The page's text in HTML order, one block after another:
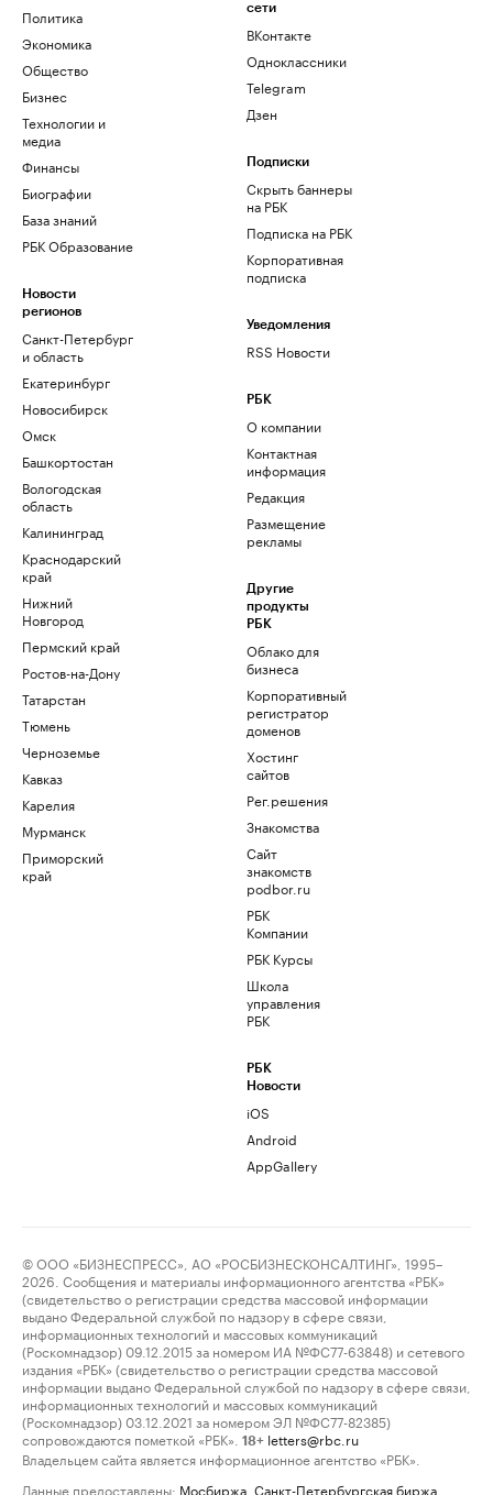
Политика
Экономика
Общество
Бизнес
Технологии и
медиа
Финансы
Биографии
База знаний
РБК Образование
Новости
регионов
Санкт-Петербург
и область
Екатеринбург
Новосибирск
Омск
Башкортостан
Вологодская
область
Калининград
Краснодарский
край
Нижний
Новгород
Пермский край
Ростов-на-Дону
Татарстан
Тюмень
Черноземье
Кавказ
Карелия
Мурманск
Приморский
край
сети
ВКонтакте
Одноклассники
Telegram
Дзен
Подписки
Скрыть баннеры
на РБК
Подписка на РБК
Корпоративная
подписка
Уведомления
RSS Новости
РБК
О компании
Контактная
информация
Редакция
Размещение
рекламы
Другие
продукты
РБК
Облако для
бизнеса
Корпоративный
регистратор
доменов
Хостинг
сайтов
Рег.решения
Знакомства
Сайт
знакомств
podbor.ru
РБК
Компании
РБК Курсы
Школа
управления
РБК
РБК
Новости
iOS
Android
AppGallery
© ООО «БИЗНЕСПРЕСС», АО «РОСБИЗНЕСКОНСАЛТИНГ», 1995–
2026. Сообщения и материалы информационного агентства «РБК»
(свидетельство о регистрации средства массовой информации
выдано Федеральной службой по надзору в сфере связи,
информационных технологий и массовых коммуникаций
(Роскомнадзор) 09.12.2015 за номером ИА №ФС77-63848) и сетевого
издания «РБК» (свидетельство о регистрации средства массовой
информации выдано Федеральной службой по надзору в сфере связи,
информационных технологий и массовых коммуникаций
(Роскомнадзор) 03.12.2021 за номером ЭЛ №ФС77-82385)
сопровождаются пометкой «РБК».
18+ letters@rbc.ru
Владельцем сайта является информационное агентство «РБК».
Данные предоставлены: Мосбиржа Санкт-Петербургская биржа